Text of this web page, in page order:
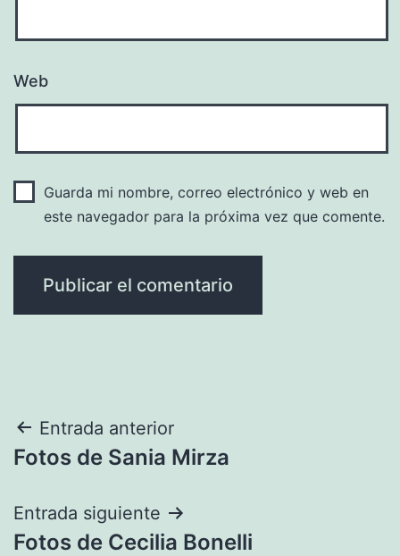
Web
Guarda mi nombre, correo electrónico y web en
este navegador para la próxima vez que comente.
Navegación
de
entradas
Entrada anterior
Fotos de Sania Mirza
Entrada siguiente
Fotos de Cecilia Bonelli